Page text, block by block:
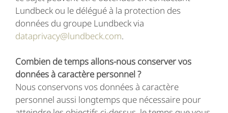
Lundbeck ou le délégué à la protection des
données du groupe Lundbeck via
dataprivacy@lundbeck.com.
Combien de temps allons-nous conserver vos
données à caractère personnel ?
Nous conservons vos données à caractère
personnel aussi longtemps que nécessaire pour